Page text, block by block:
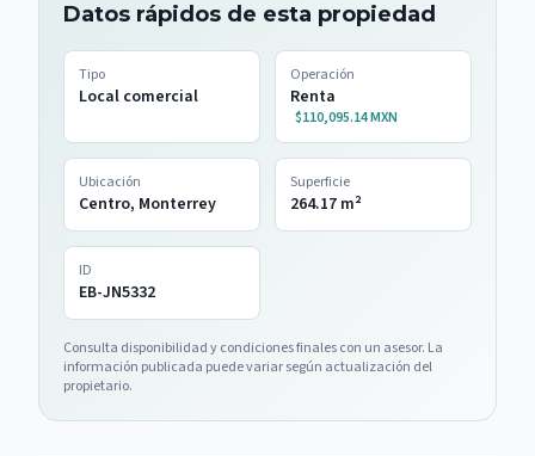
Datos rápidos de esta propiedad
Tipo
Local comercial
Operación
Renta
$110,095.14 MXN
Ubicación
Centro, Monterrey
Superficie
264.17 m²
ID
EB-JN5332
Consulta disponibilidad y condiciones finales con un asesor. La
información publicada puede variar según actualización del
propietario.